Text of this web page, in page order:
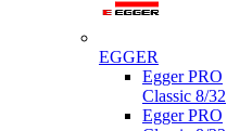
EGGER
Egger PRO
Classic 8/32
Egger PRO